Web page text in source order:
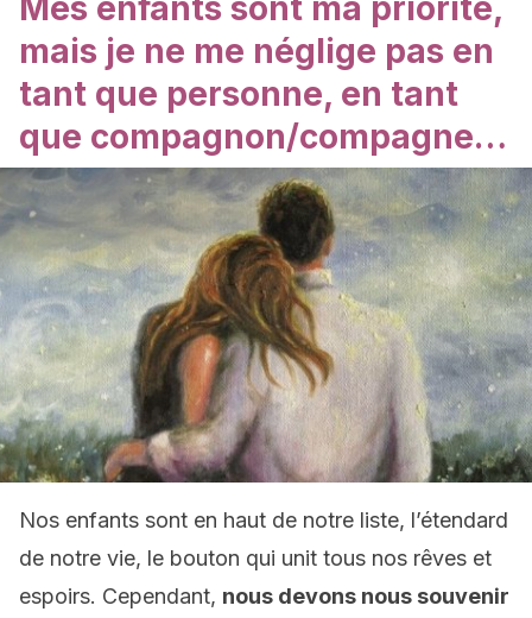
Mes enfants sont ma priorité,
mais je ne me néglige pas en
tant que personne, en tant
que compagnon/compagne…
Nos enfants sont en haut de notre liste, l’étendard
de notre vie, le bouton qui unit tous nos rêves et
espoirs. Cependant, nous devons nous souvenir